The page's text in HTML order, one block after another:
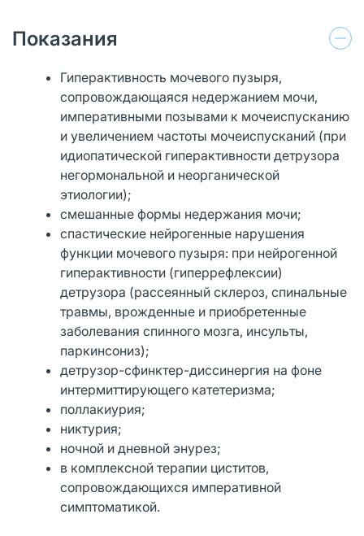
Показания
Гиперактивность мочевого пузыря,
сопровождающаяся недержанием мочи,
императивными позывами к мочеиспусканию
и увеличением частоты мочеиспусканий (при
идиопатической гиперактивности детрузора
негормональной и неорганической
этиологии);
смешанные формы недержания мочи;
спастические нейрогенные нарушения
функции мочевого пузыря: при нейрогенной
гиперактивности (гиперрефлексии)
детрузора (рассеянный склероз, спинальные
травмы, врожденные и приобретенные
заболевания спинного мозга, инсульты,
паркинсониз);
детрузор-сфинктер-диссинергия на фоне
интермиттирующего катетеризма;
поллакиурия;
никтурия;
ночной и дневной энурез;
в комплексной терапии циститов,
сопровождающихся императивной
симптоматикой.